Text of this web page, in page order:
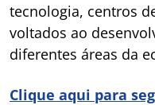
tecnologia, centros
voltados ao
diferentes áreas da
Clique aqui para